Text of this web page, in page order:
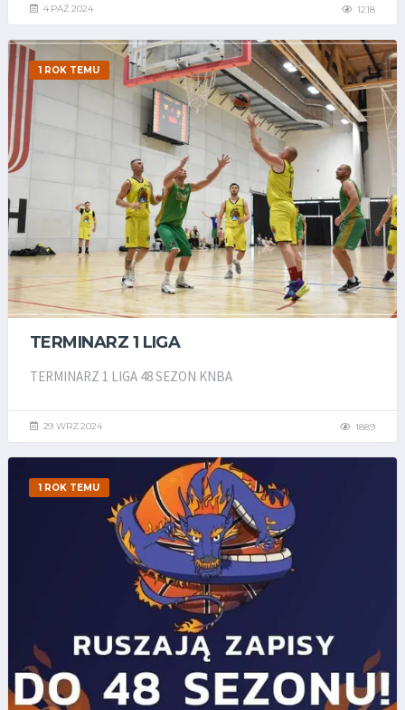
4 PAŹ 2024 1218
1 ROK TEMU
TERMINARZ 1 LIGA
TERMINARZ 1 LIGA 48 SEZON KNBA
29 WRZ 2024 1889
1 ROK TEMU